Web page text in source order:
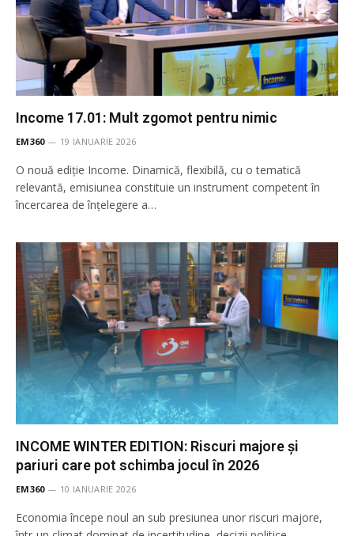
Income 17.01: Mult zgomot pentru nimic
EM360 19 IANUARIE 2026
O nouă ediție Income. Dinamică, flexibilă, cu o tematică
relevantă, emisiunea constituie un instrument competent în
încercarea de înţelegere a…
INCOME WINTER EDITION: Riscuri majore și
pariuri care pot schimba jocul în 2026
EM360 10 IANUARIE 2026
Economia începe noul an sub presiunea unor riscuri majore,